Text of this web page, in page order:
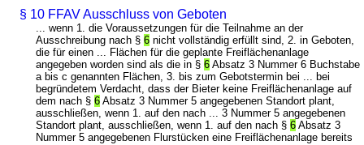
§ 10 FFAV Ausschluss von Geboten
... wenn 1. die Voraussetzungen für die Teilnahme an der
Ausschreibung nach §6 nicht vollständig erfüllt sind, 2. in Geboten,
die für einen ... Flächen für die geplante Freiflächenanlage
angegeben worden sind als die in §6 Absatz 3 Nummer 6 Buchstabe
a bis c genannten Flächen, 3. bis zum Gebotstermin bei ... bei
begründetem Verdacht, dass der Bieter keine Freiflächenanlage auf
dem nach §6 Absatz 3 Nummer 5 angegebenen Standort plant,
ausschließen, wenn 1. auf den nach ... 3 Nummer 5 angegebenen
Standort plant, ausschließen, wenn 1. auf den nach §6 Absatz 3
Nummer 5 angegebenen Flurstücken eine Freiflächenanlage bereits